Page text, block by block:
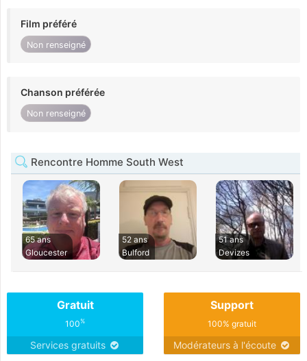
Film préféré
Non renseigné
Chanson préférée
Non renseigné
Rencontre Homme South West
65 ans
Gloucester
52 ans
Bulford
51 ans
Devizes
Gratuit
100%
Services gratuits
Support
100% gratuit
Modérateurs à l'écoute